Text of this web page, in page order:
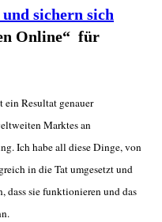
sichern sich
Online“ für
ein Resultat genauer
Marktes an
Ich habe all diese Dinge, von
in die Tat umgesetzt und
dass sie funktionieren und das